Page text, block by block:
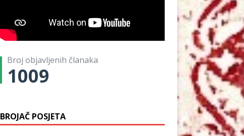
Broj objavljenih članaka
1009
BROJAČ POSJETA